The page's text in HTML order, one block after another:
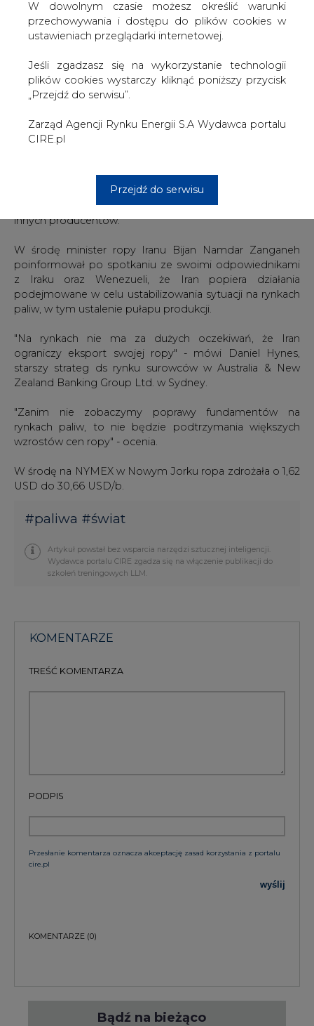
W dowolnym czasie możesz określić warunki
przechowywania i dostępu do plików cookies w
ustawieniach przeglądarki internetowej.
Jeśli zgadzasz się na wykorzystanie technologii
plików cookies wystarczy kliknąć poniższy przycisk
„Przejdź do serwisu”.
Zarząd Agencji Rynku Energii S.A Wydawca portalu
CIRE.pl
Przejdź do serwisu
zahamowania spadku cen, ale na razie nie wiadomo, czy
przyłączą się do tego inni globalni producenci.
spotkaniu w stolicy Kataru Dausze ministrowie do spraw
ropy państwa-gospodarza oraz Arabii Saudyjskiej, Rosji i
Wenezueli.
Przedstawiając wynik negocjacji saudyjski minister Ali al-
Naimi oświadczył, że zamrożenie produkcji na poziomie
najbliższych kilku miesięcy mogą zostać rozpatrzone
nowe kroki na rzecz ustabilizowania rynku. Wyraził
jednocześnie nadzieję na przystąpienie do porozumienia
innych producentów.
W środę minister ropy Iranu Bijan Namdar Zanganeh
poinformował po spotkaniu ze swoimi odpowiednikami
z Iraku oraz Wenezueli, że Iran popiera działania
podejmowane w celu ustabilizowania sytuacji na rynkach
paliw, w tym ustalenie pułapu produkcji.
"Na rynkach nie ma za dużych oczekiwań, że Iran
ograniczy eksport swojej ropy" - mówi Daniel Hynes,
starszy strateg ds rynku surowców w Australia & New
Zealand Banking Group Ltd. w Sydney.
"Zanim nie zobaczymy poprawy fundamentów na
rynkach paliw, to nie będzie podtrzymania większych
wzrostów cen ropy" - ocenia.
W środę na NYMEX w Nowym Jorku ropa zdrożała o 1,62
USD do 30,66 USD/b.
#paliwa #świat
Artykuł powstał bez wsparcia narzędzi sztucznej inteligencji.
Wydawca portalu CIRE zgadza się na włączenie publikacji do
szkoleń treningowych LLM.
KOMENTARZE
TREŚĆ KOMENTARZA
PODPIS
Przesłanie komentarza oznacza akceptację zasad korzystania z portalu
cire.pl
wyślij
KOMENTARZE (0)
Bądź na bieżąco